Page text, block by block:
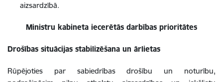
aizsardzībā.
Ministru kabineta iecerētās darbības prioritātes
Drošības situācijas stabilizēšana un ārlietas
Rūpējoties par sabiedrības drošību un noturību,